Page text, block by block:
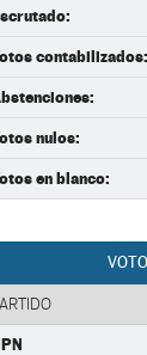
contabilizados:
nulos:
en blanco: